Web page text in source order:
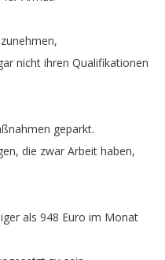
,
nicht ihren Qualifikationen
geparkt.
, die zwar Arbeit haben,
als 948 Euro im Monat